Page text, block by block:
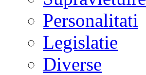
Personalitati
Legislatie
Diverse